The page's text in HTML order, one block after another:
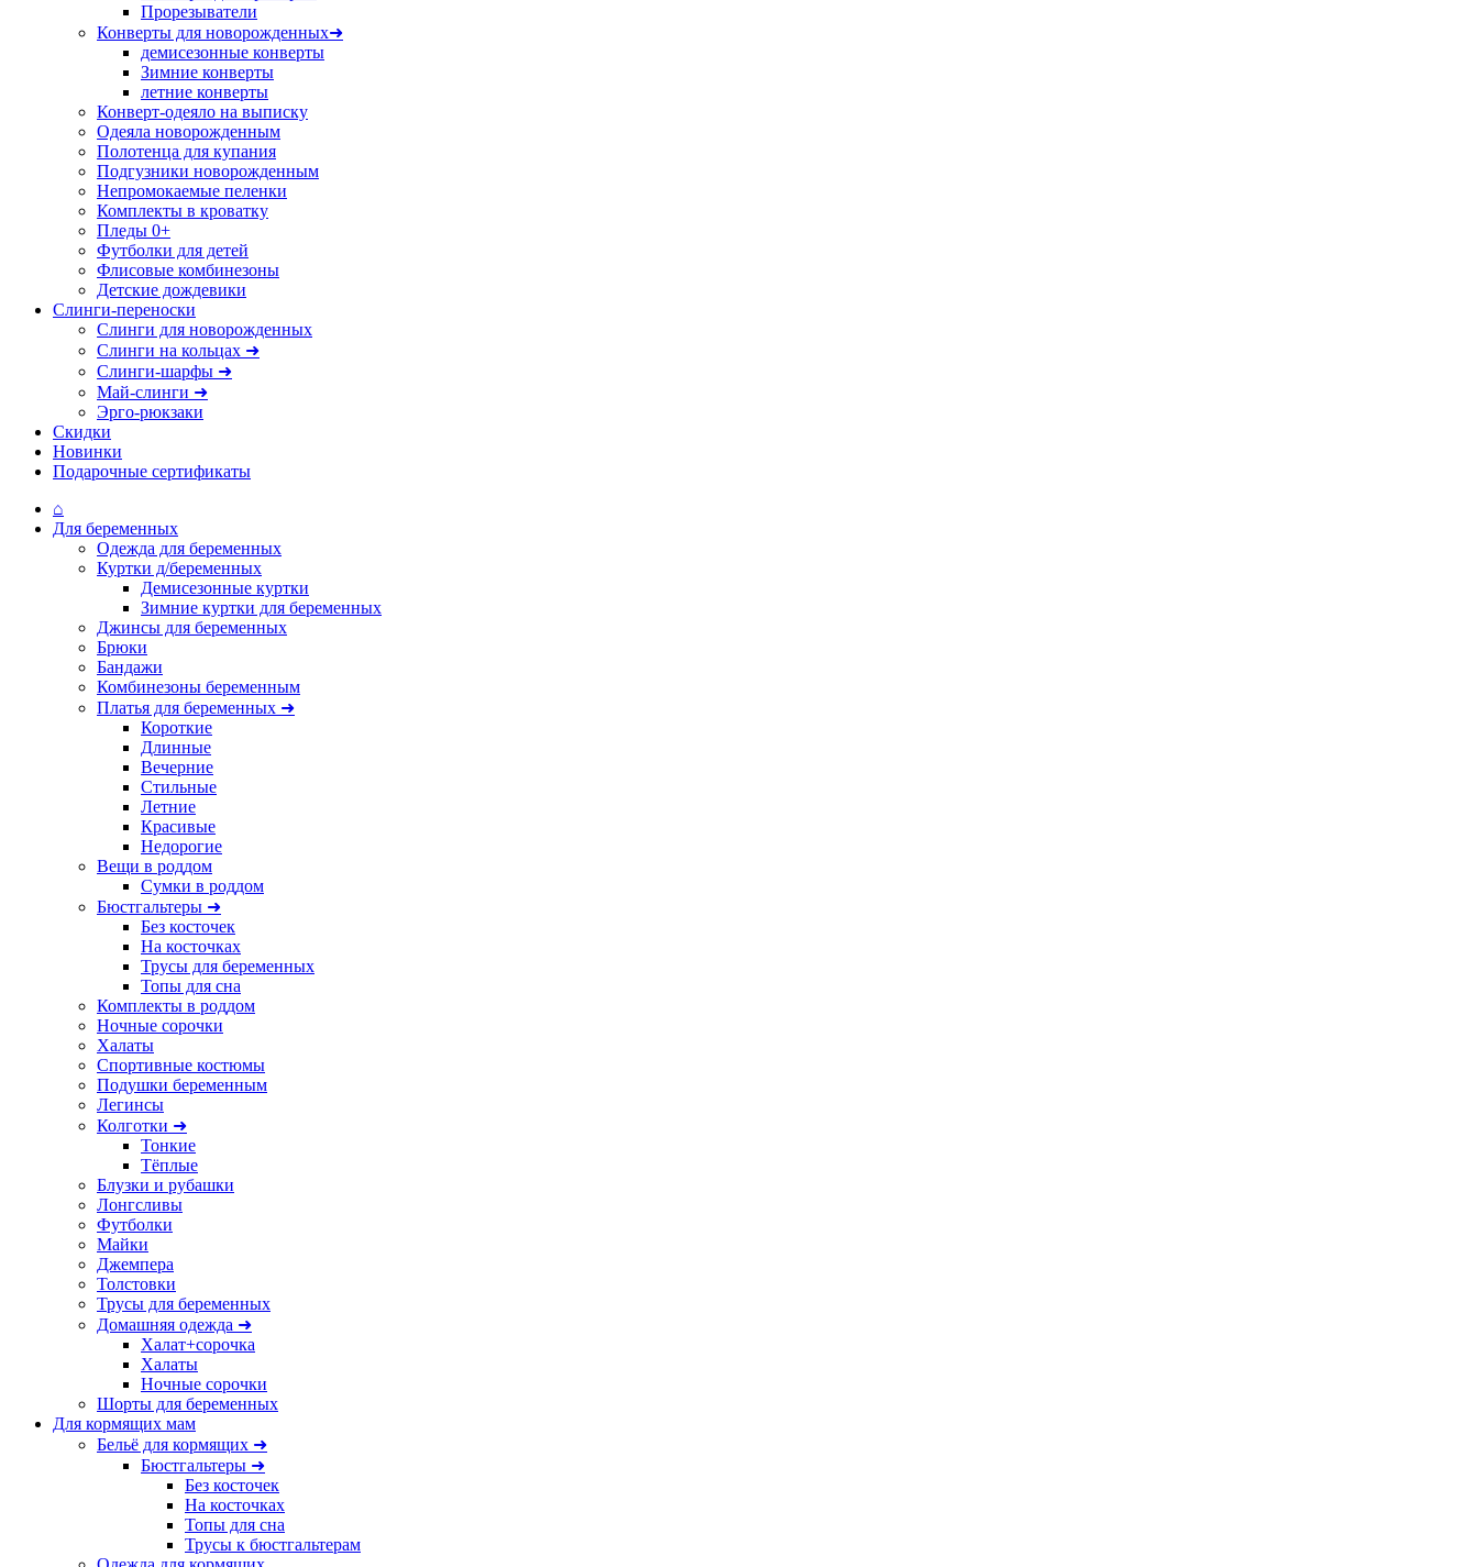
Прорезыватели
Конверты для новорожденных➜
демисезонные конверты
Зимние конверты
летние конверты
Конверт-одеяло на выписку
Одеяла новорожденным
Полотенца для купания
Подгузники новорожденным
Непромокаемые пеленки
Комплекты в кроватку
Пледы 0+
Футболки для детей
Флисовые комбинезоны
Детские дождевики
Слинги-переноски
Слинги для новорожденных
Слинги на кольцах ➜
Слинги-шарфы ➜
Май-слинги ➜
Эрго-рюкзаки
Скидки
Новинки
Подарочные сертификаты
⌂
Для беременных
Одежда для беременных
Куртки д/беременных
Демисезонные куртки
Зимние куртки для беременных
Джинсы для беременных
Брюки
Бандажи
Комбинезоны беременным
Платья для беременных ➜
Короткие
Длинные
Вечерние
Стильные
Летние
Красивые
Недорогие
Вещи в роддом
Сумки в роддом
Бюстгальтеры ➜
Без косточек
На косточках
Трусы для беременных
Топы для сна
Комплекты в роддом
Ночные сорочки
Халаты
Спортивные костюмы
Подушки беременным
Легинсы
Колготки ➜
Тонкие
Тёплые
Блузки и рубашки
Лонгсливы
Футболки
Майки
Джемпера
Толстовки
Трусы для беременных
Домашняя одежда ➜
Халат+сорочка
Халаты
Ночные сорочки
Шорты для беременных
Для кормящих мам
Бельё для кормящих ➜
Бюстгальтеры ➜
Без косточек
На косточках
Топы для сна
Трусы к бюстгальтерам